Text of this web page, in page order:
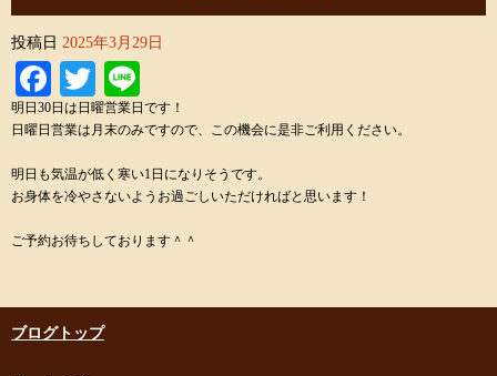
投稿日 2025年3月29日
Facebook
Twitter
明日30日は日曜営業日です！
日曜日営業は月末のみですので、この機会に是非ご利用ください。
明日も気温が低く寒い1日になりそうです。
お身体を冷やさないようお過ごしいただければと思います！
ご予約お待ちしております＾＾
ブログトップ